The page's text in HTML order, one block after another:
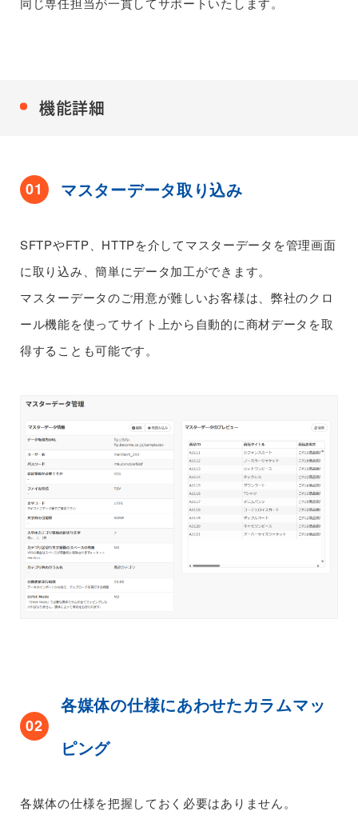
機能詳細
01 マスターデータ取り込み
SFTPやFTP、HTTPを介してマスターデータを管理画面
に取り込み、簡単にデータ加工ができます。
マスターデータのご用意が難しいお客様は、弊社のクロ
ール機能を使ってサイト上から自動的に商材データを取
得することも可能です。
02
各媒体の仕様にあわせたカラムマッ
ピング
各媒体の仕様を把握しておく必要はありません。